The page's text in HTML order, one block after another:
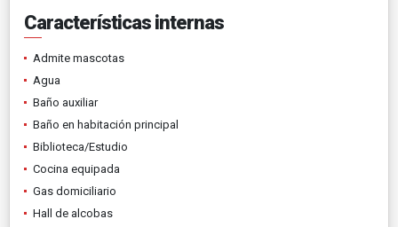
Características internas
Admite mascotas
Agua
Baño auxiliar
Baño en habitación principal
Biblioteca/Estudio
Cocina equipada
Gas domiciliario
Hall de alcobas